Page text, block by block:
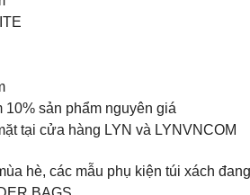
sản phẩm nguyên giá
tại cửa hàng LYN và LYNVNCOM
hè, các mẫu phụ kiện túi xách